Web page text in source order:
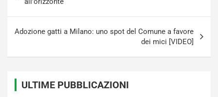
Adozione gatti a Milano: uno spot del Comune a favore
dei mici [VIDEO]
ULTIME PUBBLICAZIONI